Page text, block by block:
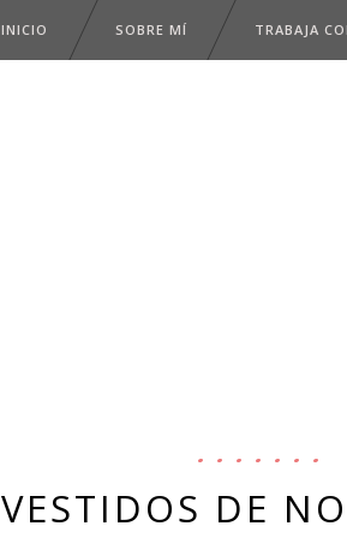
INICIO SOBRE MÍ TRABAJA
VESTIDOS DE